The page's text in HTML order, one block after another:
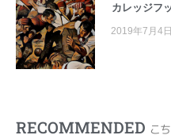
カレッジフ
2019年7月4日
RECOMMENDED こ